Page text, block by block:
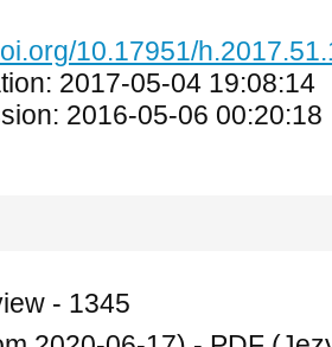
10.17951/
2017-05-04 19:08:14
2016-05-06 00:20:18
- 1345